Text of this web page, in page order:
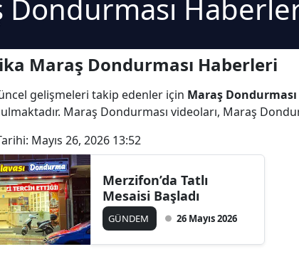
Dondurması
Maraş Dondurması Haberleri
gelişmeleri takip edenler için Maraş Dondurması
Maraş Dondurması videoları, Maraş
Mayıs 26, 2026 13:52
Merzifon’da Tatlı
Mesaisi Başladı
GÜNDEM 26 Mayıs 2026